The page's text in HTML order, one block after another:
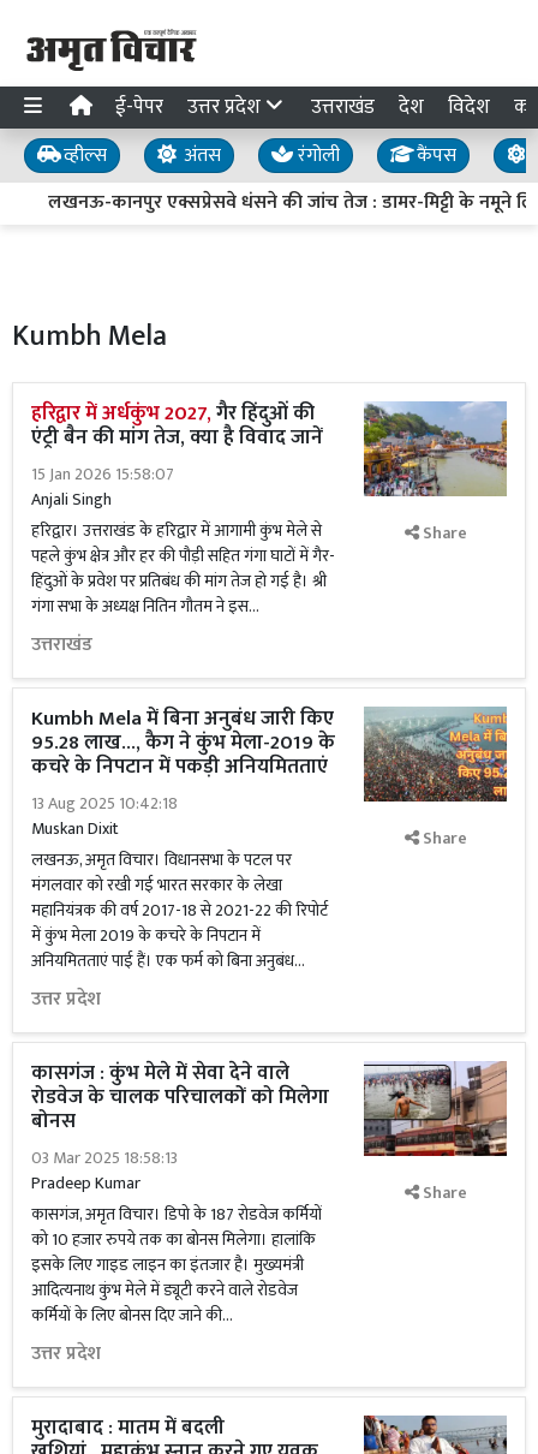
ई-पेपर उत्तर प्रदेश उत्तराखंड देश विदेश
व्हील्स अंतस रंगोली कैंपस
लखनऊ-कानपुर एक्सप्रेसवे धंसने की जांच तेज : डामर-मिट्टी के नमूने
Kumbh Mela
हरिद्वार में अर्धकुंभ 2027,गैर हिंदुओं की
एंट्री बैन की मांग तेज, क्या है विवाद जानें
15 Jan 2026 15:58:07
Anjali Singh
हरिद्वार। उत्तराखंड के हरिद्वार में आगामी कुंभ मेले से
पहले कुंभ क्षेत्र और हर की पौड़ी सहित गंगा घाटों में गैर-
हिंदुओं के प्रवेश पर प्रतिबंध की मांग तेज हो गई है। श्री
गंगा सभा के अध्यक्ष नितिन गौतम ने इस...
उत्तराखंड
Share
Kumbh Mela में बिना अनुबंध जारी किए
95.28 लाख..., कैग ने कुंभ मेला-2019 के
कचरे के निपटान में पकड़ी अनियमितताएं
13 Aug 2025 10:42:18
Muskan Dixit
लखनऊ, अमृत विचार। विधानसभा के पटल पर
मंगलवार को रखी गई भारत सरकार के लेखा
महानियंत्रक की वर्ष 2017-18 से 2021-22 की रिपोर्ट
में कुंभ मेला 2019 के कचरे के निपटान में
अनियमितताएं पाई हैं। एक फर्म को बिना अनुबंध...
उत्तर प्रदेश
Share
कासगंज : कुंभ मेले में सेवा देने वाले
रोडवेज के चालक परिचालकों को मिलेगा
बोनस
03 Mar 2025 18:58:13
Pradeep Kumar
कासगंज, अमृत विचार। डिपो के 187 रोडवेज कर्मियों
को 10 हजार रुपये तक का बोनस मिलेगा। हालांकि
इसके लिए गाइड लाइन का इंतजार है। मुख्यमंत्री
आदित्यनाथ कुंभ मेले में ड्यूटी करने वाले रोडवेज
कर्मियों के लिए बोनस दिए जाने की...
उत्तर प्रदेश
Share
मुरादाबाद : मातम में बदली